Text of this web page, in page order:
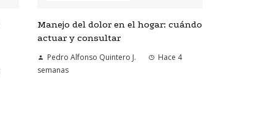
Manejo del dolor en el hogar: cuándo
actuar y consultar
Pedro Alfonso Quintero J.
Hace 4
semanas